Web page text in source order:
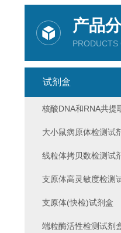
产品
PRODUCTS
试剂盒
核酸DNA和RNA共提
大小鼠病原体检测试
线粒体拷贝数检测试
支原体高灵敏度检测
支原体(快检)试剂盒
端粒酶活性检测试剂